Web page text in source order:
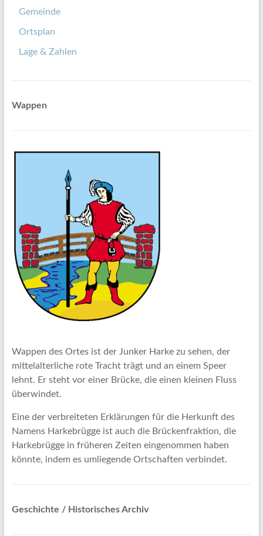
Gemeinde
Ortsplan
Lage & Zahlen
Wappen
Wappen des Ortes ist der Junker Harke zu sehen, der
mittelalterliche rote Tracht trägt und an einem Speer
lehnt. Er steht vor einer Brücke, die einen kleinen Fluss
überwindet.
Eine der verbreiteten Erklärungen für die Herkunft des
Namens Harkebrügge ist auch die Brückenfraktion, die
Harkebrügge in früheren Zeiten eingenommen haben
könnte, indem es umliegende Ortschaften verbindet.
Geschichte / Historisches Archiv